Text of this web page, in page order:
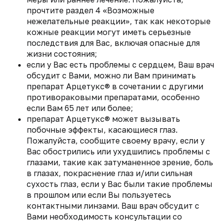
прочтите раздел 4 «Возможные
нежелательные реакции», так как некоторые
кожные реакции могут иметь серьезные
последствия для Вас, включая опасные для
жизни состояния;
если у Вас есть проблемы с сердцем, Ваш врач
обсудит с Вами, можно ли Вам принимать
препарат Арцетукс® в сочетании с другими
противораковыми препаратами, особенно
если Вам 65 лет или более;
препарат Арцетукс® может вызывать
побочные эффекты, касающиеся глаз.
Пожалуйста, сообщите своему врачу, если у
Вас обострились или ухудшились проблемы с
глазами, такие как затуманенное зрение, боль
в глазах, покраснение глаз и/или сильная
сухость глаз, если у Вас были такие проблемы
в прошлом или если Вы пользуетесь
контактными линзами. Ваш врач обсудит с
Вами необходимость консультации со